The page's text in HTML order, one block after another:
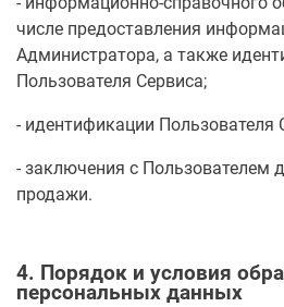
числе предоставления
Администратора, а также
Пользователя Сервиса;
идентификации Пользователя
заключения с Пользователем
продажи.
4. Порядок и условия
персональных данных